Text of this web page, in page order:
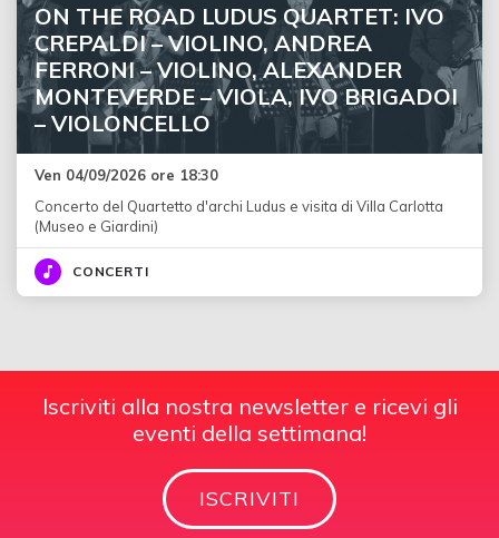
ON THE ROAD LUDUS QUARTET: IVO
CREPALDI – VIOLINO, ANDREA
FERRONI – VIOLINO, ALEXANDER
MONTEVERDE – VIOLA, IVO BRIGADOI
– VIOLONCELLO
Ven 04/09/2026 ore 18:30
Concerto del Quartetto d'archi Ludus e visita di Villa Carlotta
(Museo e Giardini)
CONCERTI
Iscriviti alla nostra newsletter e ricevi gli
eventi della settimana!
ISCRIVITI